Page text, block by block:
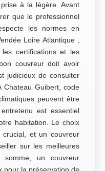
à la légère. Avant
que le professionnel
les normes en
Loire Atlantique ,
certifications et les
couvreur doit avoir
judicieux de consulter
Chateau Guibert, code
peuvent être
est essentiel
habitation. Le choix
et un couvreur
sur les meilleures
un couvreur